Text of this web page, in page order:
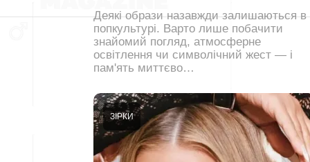
Деякі образи назавжди залишаються в
попкультурі. Варто лише побачити
знайомий погляд, атмосферне
освітлення чи символічний жест — і
пам'ять миттєво…
ЗІРКИ